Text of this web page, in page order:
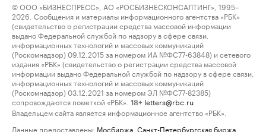
© ООО «БИЗНЕСПРЕСС», АО «РОСБИЗНЕСКОНСАЛТИНГ», 1995–
2026. Сообщения и материалы информационного агентства «РБК»
(свидетельство о регистрации средства массовой информации
выдано Федеральной службой по надзору в сфере связи,
информационных технологий и массовых коммуникаций
(Роскомнадзор) 09.12.2015 за номером ИА №ФС77-63848) и сетевого
издания «РБК» (свидетельство о регистрации средства массовой
информации выдано Федеральной службой по надзору в сфере связи,
информационных технологий и массовых коммуникаций
(Роскомнадзор) 03.12.2021 за номером ЭЛ №ФС77-82385)
сопровождаются пометкой «РБК».
18+ letters@rbc.ru
Владельцем сайта является информационное агентство «РБК».
Данные предоставлены: Мосбиржа Санкт-Петербургская биржа